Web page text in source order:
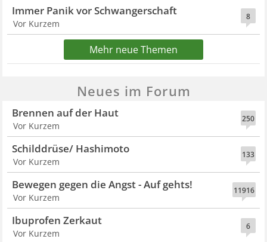
8
Immer Panik vor Schwangerschaft
Vor Kurzem
Mehr neue Themen
Neues im Forum
250
Brennen auf der Haut
Vor Kurzem
133
Schilddrüse/ Hashimoto
Vor Kurzem
11916
Bewegen gegen die Angst - Auf gehts!
Vor Kurzem
6
Ibuprofen Zerkaut
Vor Kurzem